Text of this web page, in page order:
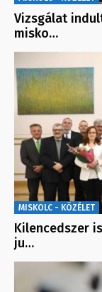
Vizsgálat
misko…
MISKOLC - KÖZÉLET
Kilencedszer
ju…